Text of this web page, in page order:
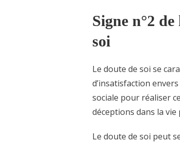
Signe n°2
soi
Le doute de soi se
d’insatisfaction
sociale pour réaliser
déceptions dans la
Le doute de soi peut